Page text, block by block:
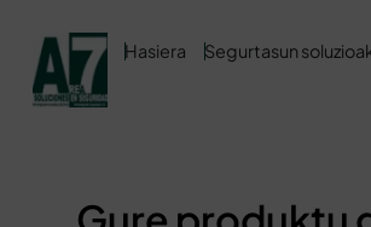
Hasiera Segurtasun